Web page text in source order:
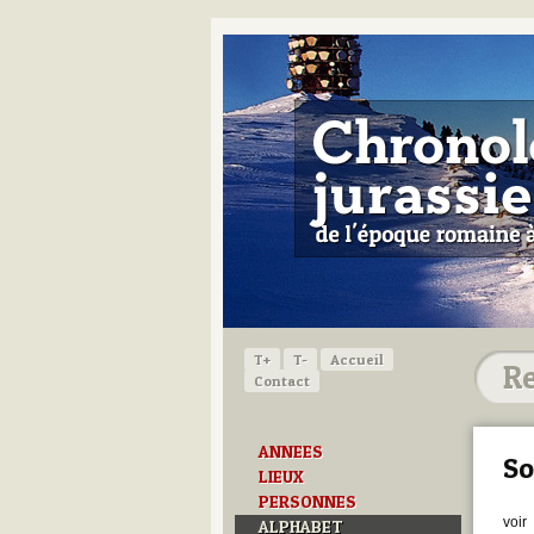
T+ T-
Accueil
Contact
ANNEES
LIEUX
PERSONNES
ALPHABET
voir